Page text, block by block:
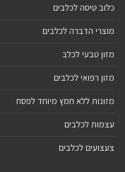
כלוב טיסה לכלבים
מוצרי הדברה לכלבים
מזון טבעי לכלב
מזון רפואי לכלבים
מזונות ללא חמץ מיוחד לפסח
עצמות לכלבים
צעצועים לכלבים